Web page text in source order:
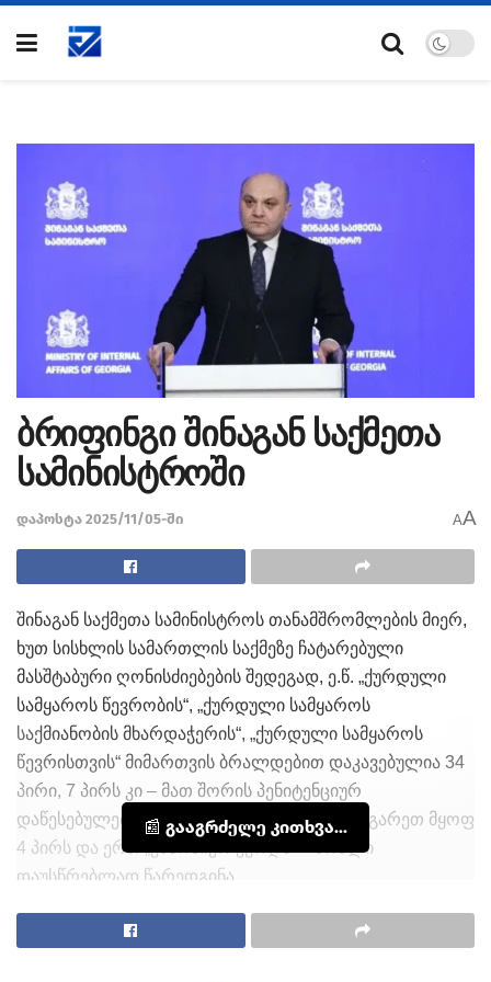
ბრიფინგი შინაგან საქმეთა
სამინისტროში
დაპოსტა 2025/11/05-ში AA
შინაგან საქმეთა სამინისტროს თანამშრომლების მიერ,
ხუთ სისხლის სამართლის საქმეზე ჩატარებული
მასშტაბური ღონისძიებების შედეგად, ე.წ. „ქურდული
სამყაროს წევრობის“, „ქურდული სამყაროს
საქმიანობის მხარდაჭერის“, „ქურდული სამყაროს
წევრისთვის“ მიმართვის ბრალდებით დაკავებულია 34
პირი, 7 პირს კი – მათ შორის პენიტენციურ
დაწესებულებაში მყოფ 2 პირს და საზღვარგარეთ მყოფ
4 პირს და ერთ „კანონიერ ქურდს“ – ბრალი
დაუსწრებლად წარედგინა.
ღონისძიების მიმდინარეობის დროს, ლაგოდეხის
რაიონის სოფელ კაბალში ერთ-ერთმა დასაკავებელმა
📰 გააგრძელე კითხვა...